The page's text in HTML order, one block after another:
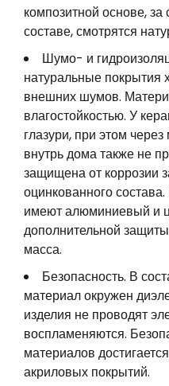
композитной основе, за
составе, смотрятся
Шумо- и
натуральные
внешних шумов.
влагостойкостью. У
глазури, при этом
внутрь дома также не
защищена от коррозии
оцинкованного
имеют алюминиевый и
дополнительной
масса.
Безопасность. В
материал окружен
изделия не проводят
воспламеняются.
материалов
акриловых покрытий.